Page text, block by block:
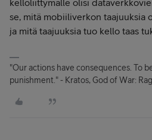
kelloliittymälle olisi
se, mitä mobiiliverkon taajuuksia
ja mitä taajuuksia tuo kello taas
"Our actions have consequences. To
punishment." - Kratos, God of War: